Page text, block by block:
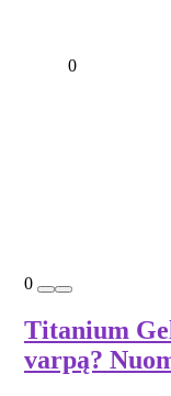
0
0
Titanium
varpą?